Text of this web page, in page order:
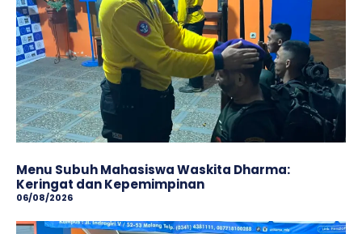
Menu Subuh Mahasiswa Waskita Dharma:
Keringat dan Kepemimpinan
06/08/2026